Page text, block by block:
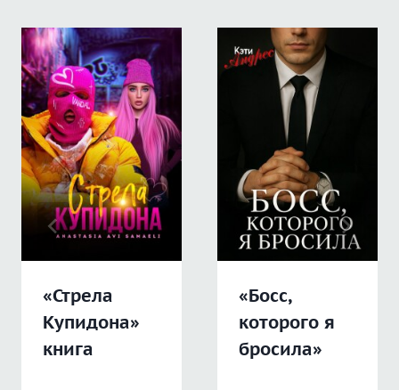
«Стрела
Купидона»
книга
«Босс,
которого я
бросила»